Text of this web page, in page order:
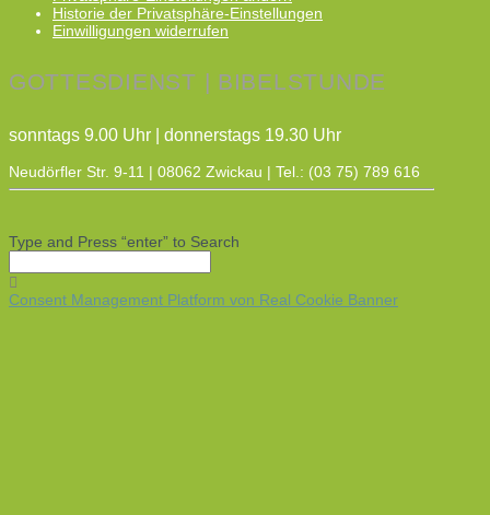
Historie der Privatsphäre-Einstellungen
Einwilligungen widerrufen
GOTTESDIENST | BIBELSTUNDE
sonntags 9.00 Uhr | donnerstags 19.30 Uhr
Neudörfler Str. 9-11 | 08062 Zwickau | Tel.: (03 75) 789 616
Type and Press “enter” to Search
Consent Management Platform von Real Cookie Banner